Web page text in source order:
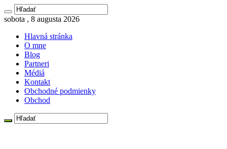
sobota , 8 augusta 2026
Hlavná stránka
O mne
Blog
Partneri
Médiá
Kontakt
Obchodné podmienky
Obchod